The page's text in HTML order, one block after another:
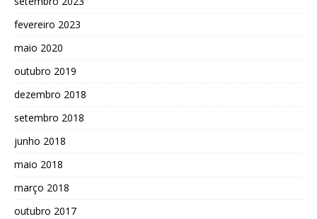
fevereiro 2023
maio 2020
outubro 2019
dezembro 2018
setembro 2018
junho 2018
maio 2018
março 2018
outubro 2017